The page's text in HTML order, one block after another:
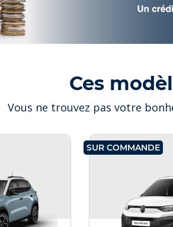
Ces
Vous ne trouvez pas votre
SUR COMMANDE